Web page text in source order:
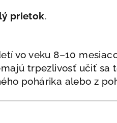
prietok.
vo veku 8–10
trpezlivosť učiť sa
pohárika alebo z